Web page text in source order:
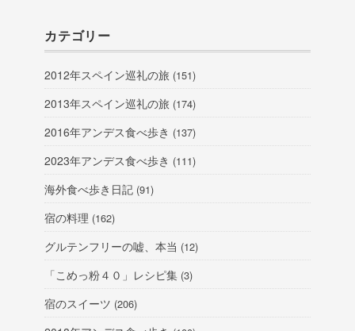
カテゴリー
2012年スペイン巡礼の旅 (151)
2013年スペイン巡礼の旅 (174)
2016年アンデス食べ歩き (137)
2023年アンデス食べ歩き (111)
海外食べ歩き日記 (91)
宿の料理 (162)
グルテンフリーの嘘、本当 (12)
「こめっ粉４０」レシピ集 (3)
宿のスイーツ (206)